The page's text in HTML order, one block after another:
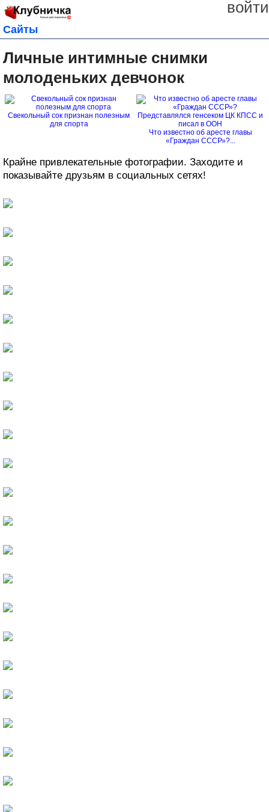
войти
Сайты
Личные интимные снимки
молоденьких девчонок
Свекольный сок признан полезным
для спорта
Что известно об аресте главы
«Граждан СССР»?...
Крайне привлекательные фотографии. Заходите и
показывайте друзьям в социальных сетях!